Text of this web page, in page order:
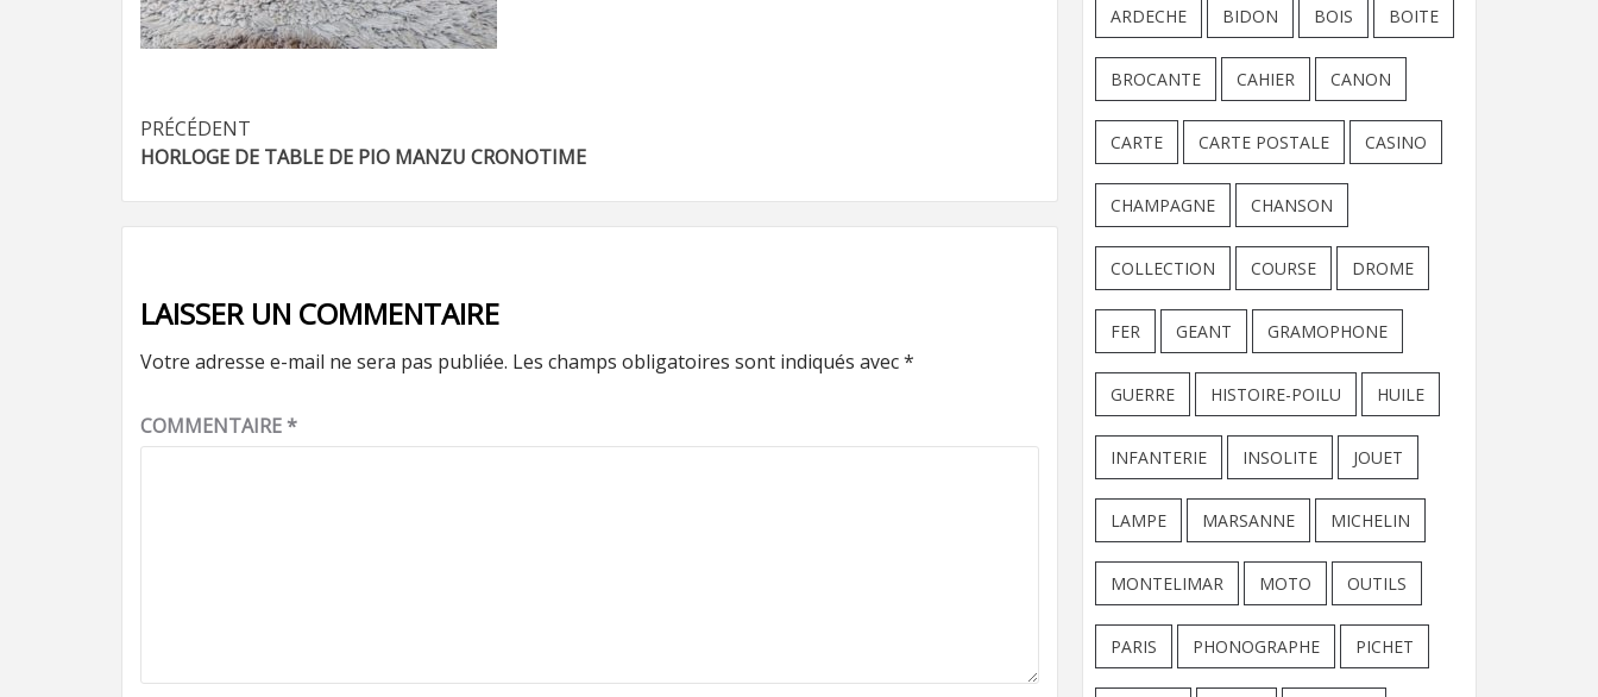
Navigation
d’article
PRÉCÉDENT
HORLOGE DE TABLE DE PIO MANZU CRONOTIME
LAISSER UN COMMENTAIRE
Votre adresse e-mail ne sera pas publiée. Les champs obligatoires sont indiqués avec*
COMMENTAIRE*
ARDECHE BIDON BOIS BOITE
BROCANTE CAHIER CANON
CARTE CARTE POSTALE CASINO
CHAMPAGNE CHANSON
COLLECTION COURSE DROME
FER GEANT GRAMOPHONE
GUERRE HISTOIRE-POILU HUILE
INFANTERIE INSOLITE JOUET
LAMPE MARSANNE MICHELIN
MONTELIMAR MOTO OUTILS
PARIS PHONOGRAPHE PICHET